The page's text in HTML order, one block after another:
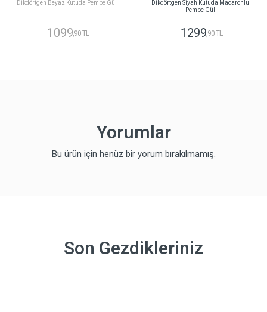
Dikdörtgen Beyaz Kutuda Pembe Gül
1099,90 TL
Dikdörtgen Siyah Kutuda Macaronlu
Pembe Gül
1299,90 TL
Yorumlar
Bu ürün için henüz bir yorum bırakılmamış.
Son Gezdikleriniz